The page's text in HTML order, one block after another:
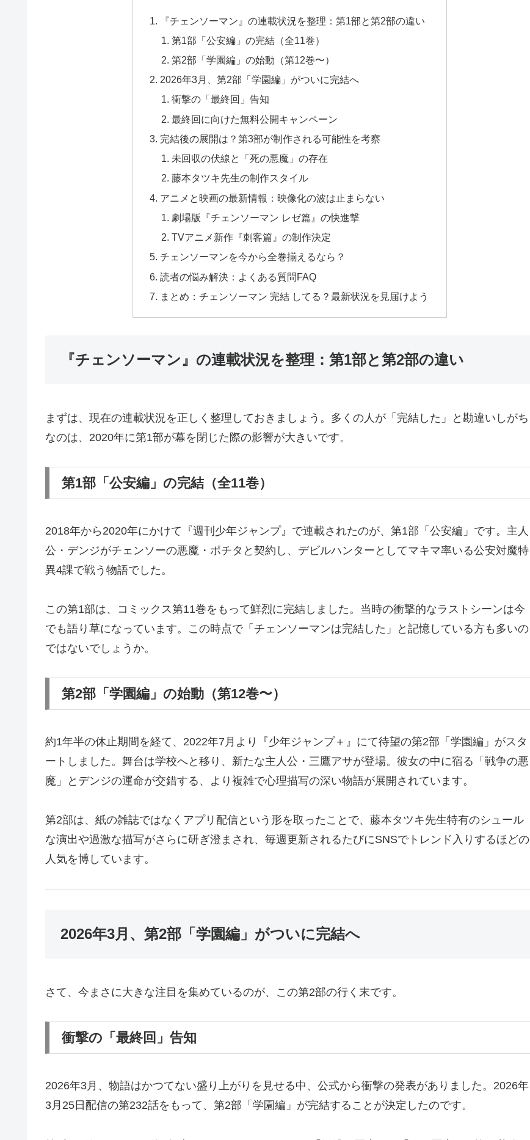
『チェンソーマン』の連載状況を整理：第1部と第2部の違い
第1部「公安編」の完結（全11巻）
第2部「学園編」の始動（第12巻〜）
2026年3月、第2部「学園編」がついに完結へ
衝撃の「最終回」告知
最終回に向けた無料公開キャンペーン
完結後の展開は？第3部が制作される可能性を考察
未回収の伏線と「死の悪魔」の存在
藤本タツキ先生の制作スタイル
アニメと映画の最新情報：映像化の波は止まらない
劇場版『チェンソーマン レゼ篇』の快進撃
TVアニメ新作『刺客篇』の制作決定
チェンソーマンを今から全巻揃えるなら？
読者の悩み解決：よくある質問FAQ
まとめ：チェンソーマン 完結 してる？最新状況を見届けよう
『チェンソーマン』の連載状況を整理：第1部と第2部の違い
まずは、現在の連載状況を正しく整理しておきましょう。多くの人が「完結した」と勘違いしがち
なのは、2020年に第1部が幕を閉じた際の影響が大きいです。
第1部「公安編」の完結（全11巻）
2018年から2020年にかけて『週刊少年ジャンプ』で連載されたのが、第1部「公安編」です。主人
公・デンジがチェンソーの悪魔・ポチタと契約し、デビルハンターとしてマキマ率いる公安対魔特
異4課で戦う物語でした。
この第1部は、コミックス第11巻をもって鮮烈に完結しました。当時の衝撃的なラストシーンは今
でも語り草になっています。この時点で「チェンソーマンは完結した」と記憶している方も多いの
ではないでしょうか。
第2部「学園編」の始動（第12巻〜）
約1年半の休止期間を経て、2022年7月より『少年ジャンプ＋』にて待望の第2部「学園編」がスタ
ートしました。舞台は学校へと移り、新たな主人公・三鷹アサが登場。彼女の中に宿る「戦争の悪
魔」とデンジの運命が交錯する、より複雑で心理描写の深い物語が展開されています。
第2部は、紙の雑誌ではなくアプリ配信という形を取ったことで、藤本タツキ先生特有のシュール
な演出や過激な描写がさらに研ぎ澄まされ、毎週更新されるたびにSNSでトレンド入りするほどの
人気を博しています。
2026年3月、第2部「学園編」がついに完結へ
さて、今まさに大きな注目を集めているのが、この第2部の行く末です。
衝撃の「最終回」告知
2026年3月、物語はかつてない盛り上がりを見せる中、公式から衝撃の発表がありました。2026年
3月25日配信の第232話をもって、第2部「学園編」が完結することが決定したのです。